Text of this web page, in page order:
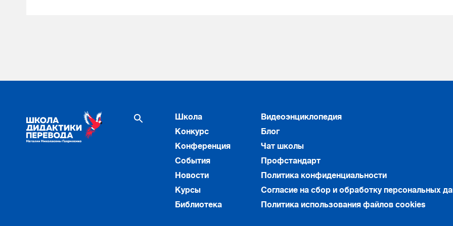
Школа
Конкурс
Конференция
События
Новости
Курсы
Библиотека
Видеоэнциклопедия
Блог
Чат школы
Профстандарт
Политика конфиденциальности
Согласие на сбор и обработку персональных
Политика использования файлов cookies